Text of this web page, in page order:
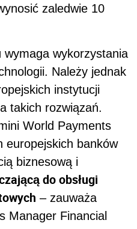
zaledwie 10
wykorzystania
Należy jednak
instytucji
takich rozwiązań.
World Payments
europejskich banków
biznesową i
do obsługi
– zauważa
Manager Financial